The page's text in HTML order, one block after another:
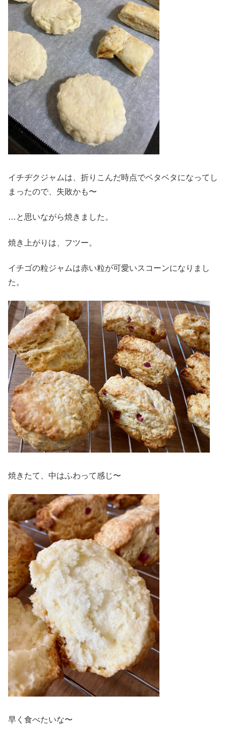
イチヂクジャムは、折りこんだ時点でベタベタになってし
まったので、失敗かも〜
…と思いながら焼きました。
焼き上がりは、フツー。
イチゴの粒ジャムは赤い粒が可愛いスコーンになりまし
た。
焼きたて、中はふわって感じ〜
早く食べたいな〜